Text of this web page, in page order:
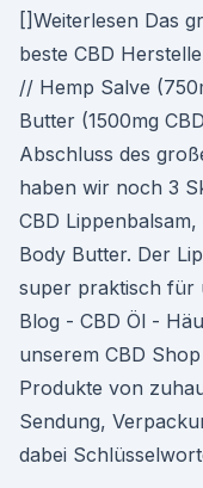
[]Weiterlesen Das
beste CBD
// Hemp Salve
Butter (1500mg
Abschluss des
haben wir noch 3
CBD
Body Butter. Der
super praktisch für
Blog - CBD Öl -
unserem CBD
Produkte von
Sendung,
dabei